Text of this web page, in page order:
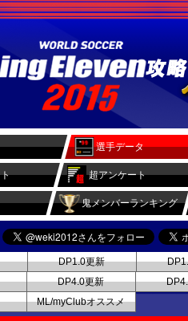
選手データ
超アンケート
鬼メンバーランキング
DP1.0更新
DP4.0更新
ML/myClubオススメ